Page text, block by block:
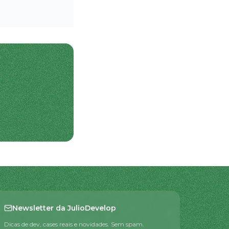
Newsletter da JulioDevelop
Dicas de dev, cases reais e novidades. Sem spam.